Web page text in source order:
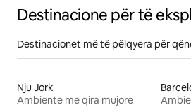
Destinacione për të
Destinacionet më të pëlqyera për
Nju Jork
Ambiente me qira mujore